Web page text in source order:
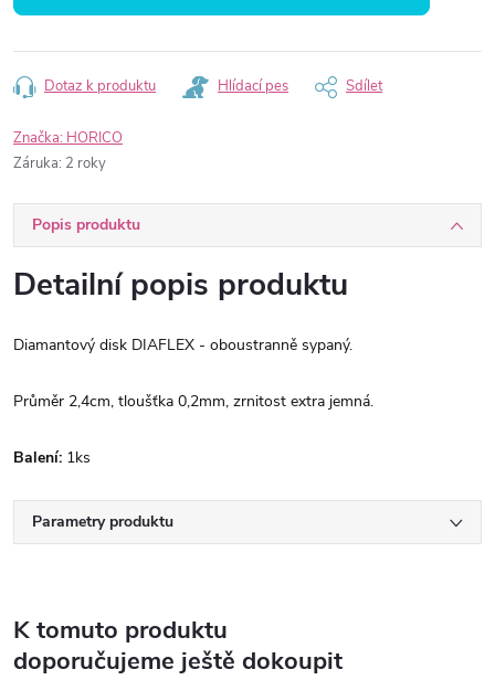
Dotaz k produktu Hlídací pes Sdílet
Značka: HORICO
Záruka: 2 roky
Popis produktu
Detailní popis produktu
Diamantový disk DIAFLEX - oboustranně sypaný.
Průměr 2,4cm, tloušťka 0,2mm, zrnitost extra jemná.
Balení: 1ks
Parametry produktu
K tomuto produktu
doporučujeme ještě dokoupit